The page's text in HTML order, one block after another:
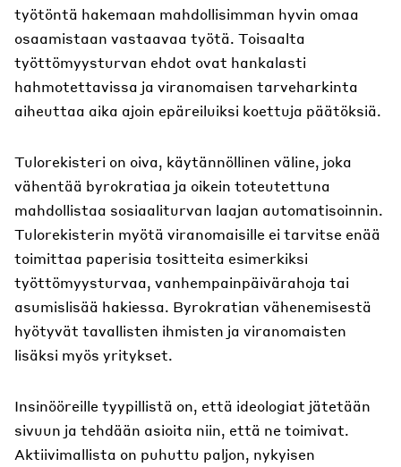
työtöntä hakemaan mahdollisimman hyvin omaa
osaamistaan vastaavaa työtä. Toisaalta
työttömyysturvan ehdot ovat hankalasti
hahmotettavissa ja viranomaisen tarveharkinta
aiheuttaa aika ajoin epäreiluiksi koettuja päätöksiä.
Tulorekisteri on oiva, käytännöllinen väline, joka
vähentää byrokratiaa ja oikein toteutettuna
mahdollistaa sosiaaliturvan laajan automatisoinnin.
Tulorekisterin myötä viranomaisille ei tarvitse enää
toimittaa paperisia tositteita esimerkiksi
työttömyysturvaa, vanhempainpäivärahoja tai
asumislisää hakiessa. Byrokratian vähenemisestä
hyötyvät tavallisten ihmisten ja viranomaisten
lisäksi myös yritykset.
Insinööreille tyypillistä on, että ideologiat jätetään
sivuun ja tehdään asioita niin, että ne toimivat.
Aktiivimallista on puhuttu paljon, nykyisen